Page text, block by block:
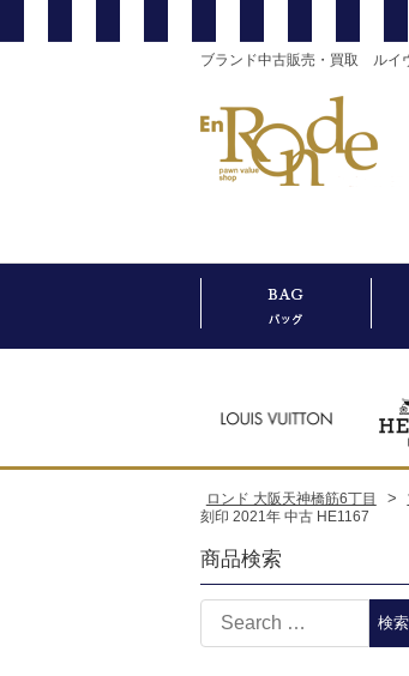
ブランド中古販売・買取 ルイ
ロンド 大阪天神橋筋6丁目 >
刻印 2021年 中古 HE1167
商品検索